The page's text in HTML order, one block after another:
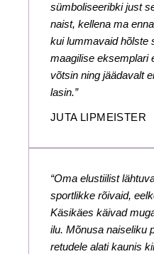
sümboliseeribki just
naist, kellena ma
kui lummavaid hõlste
maagilise eksemplari
võtsin ning jäädavalt
lasin.”
JUTA LIPMEISTER
“Oma elustiilist
sportlikke rõivaid,
Käsikäes käivad
ilu. Mõnusa naiseliku
retudele alati kaunis